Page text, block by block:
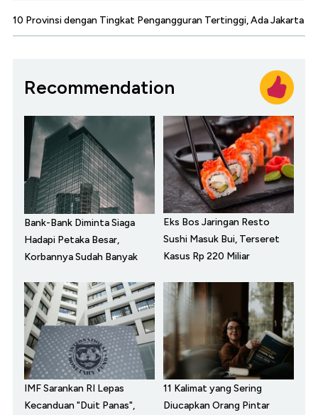
10 Provinsi dengan Tingkat Pengangguran Tertinggi, Ada Jakarta
Recommendation
Bank-Bank Diminta Siaga
Hadapi Petaka Besar,
Korbannya Sudah Banyak
Eks Bos Jaringan Resto
Sushi Masuk Bui, Terseret
Kasus Rp 220 Miliar
IMF Sarankan RI Lepas
Kecanduan "Duit Panas",
11 Kalimat yang Sering
Diucapkan Orang Pintar